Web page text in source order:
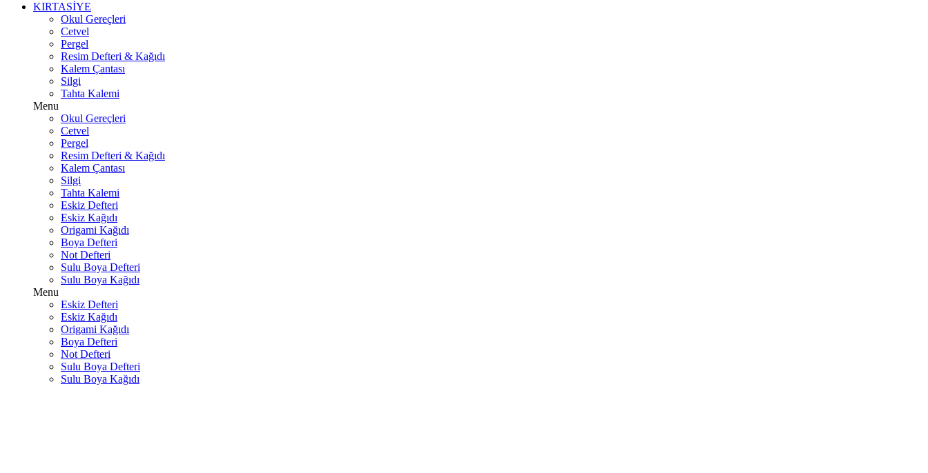
KIRTASİYE
Okul Gereçleri
Cetvel
Pergel
Resim Defteri & Kağıdı
Kalem Çantası
Silgi
Tahta Kalemi
Menu
Okul Gereçleri
Cetvel
Pergel
Resim Defteri & Kağıdı
Kalem Çantası
Silgi
Tahta Kalemi
Eskiz Defteri
Eskiz Kağıdı
Origami Kağıdı
Boya Defteri
Not Defteri
Sulu Boya Defteri
Sulu Boya Kağıdı
Menu
Eskiz Defteri
Eskiz Kağıdı
Origami Kağıdı
Boya Defteri
Not Defteri
Sulu Boya Defteri
Sulu Boya Kağıdı